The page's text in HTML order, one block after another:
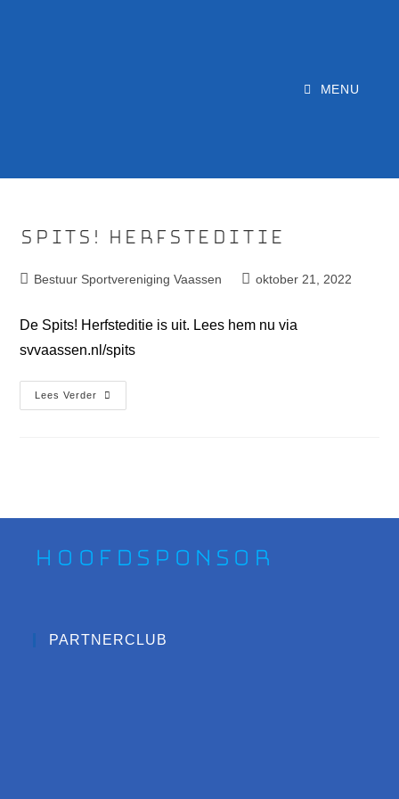
MENU
Spits! Herfsteditie
Bestuur Sportvereniging Vaassen oktober 21, 2022
De Spits! Herfsteditie is uit. Lees hem nu via
svvaassen.nl/spits
Lees Verder
Hoofdsponsor
PARTNERCLUB